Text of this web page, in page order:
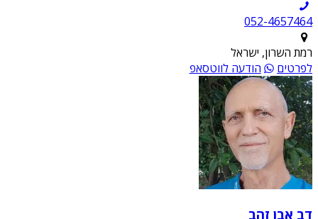
052-4657464
רמת השרון, ישראל
לפרטים
הודעה לווטסאפ
דב אבן זהב